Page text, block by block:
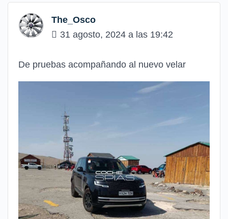
The_Osco
31 agosto, 2024 a las 19:42
De pruebas acompañando al nuevo velar